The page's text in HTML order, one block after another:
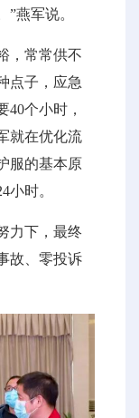
”燕军说。
，常常供不
点子，应急
40个小时，
就在优化流
服的基本原
小时。
力下，最终
故、零投诉